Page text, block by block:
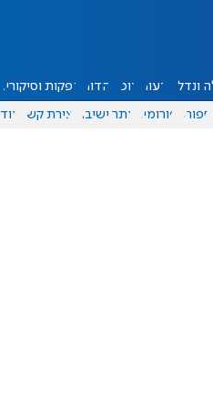
ונדל"ן דעות אוכל יהדות הפקות וסיקורים
ספורט פורומים אתר ישיבה יצירת קשר עוד